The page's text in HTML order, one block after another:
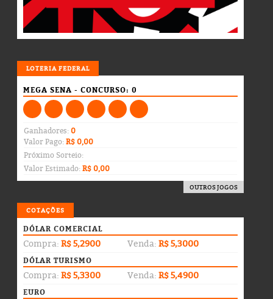
LOTERIA
MEGA SENA - CONCURSO: 0
LOTERIA FEDERAL
Ganhadores:0
Valor Pago:R$ 0,00
Próximo Sorteio:
Valor Estimado:R$ 0,00
OUTROS JOGOS
COTAÇÕES
DÓLAR COMERCIAL
Compra: R$ 5,2900 Venda: R$ 5,3000
DÓLAR TURISMO
Compra: R$ 5,3300 Venda: R$ 5,4900
EURO